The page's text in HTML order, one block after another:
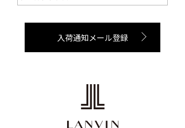
入荷通知メール登録